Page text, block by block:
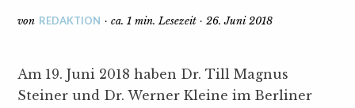
von REDAKTION · ca. 1 min. Lesezeit · 26. Juni 2018
Am 19. Juni 2018 haben Dr. Till Magnus
Steiner und Dr. Werner Kleine im Berliner